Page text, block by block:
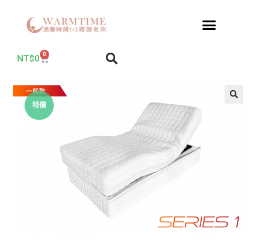
NT$0 0
特價